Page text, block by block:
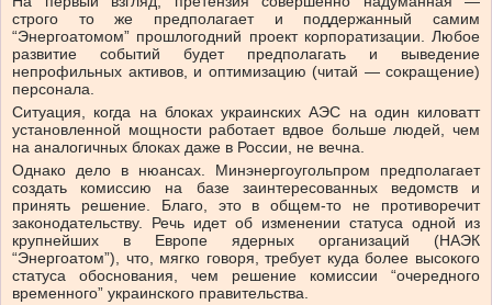
строго то же предполагает и поддержанный самим
“Энергоатомом” прошлогодний проект корпоратизации. Любое
развитие событий будет предполагать и выведение
непрофильных активов, и оптимизацию (читай — сокращение)
персонала.
Ситуация, когда на блоках украинских АЭС на один киловатт
установленной мощности работает вдвое больше людей, чем
на аналогичных блоках даже в России, не вечна.
Однако дело в нюансах. Минэнергоугольпром предполагает
создать комиссию на базе заинтересованных ведомств и
принять решение. Благо, это в общем-то не противоречит
законодательству. Речь идет об изменении статуса одной из
крупнейших в Европе ядерных организаций (НАЭК
“Энергоатом”), что, мягко говоря, требует куда более высокого
статуса обоснования, чем решение комиссии “очередного
временного” украинского правительства.